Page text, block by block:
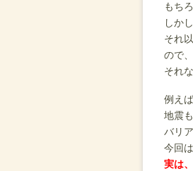
もち
しか
それ
ので、
それ
例えば
地震
バリ
今回
実は